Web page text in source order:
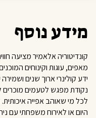
מידע נוסף
קונדיטוריה אלאמיר מציעה
מאפים, עוגות וקינוחים
ידע קולינרי ארוך שנים
נקודת מפגש לטעמים מוכרים
לכל מי שאוהב אפייה
היום או לאירוח משפחתי עם